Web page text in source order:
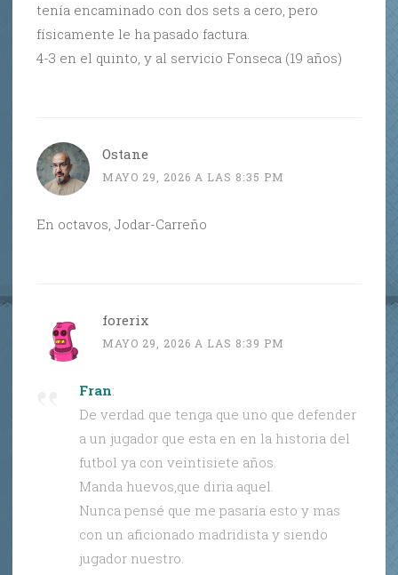
tenía encaminado con dos sets a cero, pero
físicamente le ha pasado factura.
4-3 en el quinto, y al servicio Fonseca (19 años)
Ostane
MAYO 29, 2026 A LAS 8:35 PM
En octavos, Jodar-Carreño
forerix
MAYO 29, 2026 A LAS 8:39 PM
Fran:
De verdad que tenga que uno que defender
a un jugador que esta en en la historia del
futbol ya con veintisiete años.
Manda huevos,que diria aquel.
Nunca pensé que me pasaría esto y mas
con un aficionado madridista y siendo
jugador nuestro.